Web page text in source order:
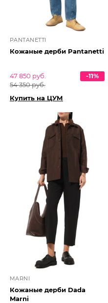
PANTANETTI
Кожаные дерби Pantanetti
47 850 руб.
54 350 руб.
-11%
Купить на ЦУМ
MARNI
Кожаные дерби Dada
Marni